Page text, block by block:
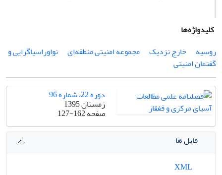
کلیدواژه‌ها
روسیه
خارج نزدیک مجموعه امنیتی منطقه‌ای
نواوراسیاگرایی و
گفتمان امنیتی
دوره 22، شماره 96
زمستان 1395
صفحه127-162
فایل ها